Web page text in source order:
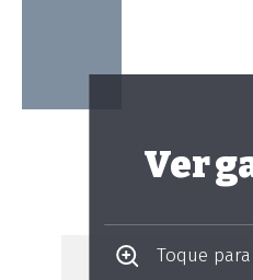
Ver
Toque